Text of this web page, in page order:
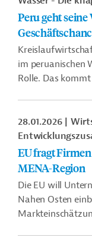
Peru geht
im peruanischen
Rolle. Das
28.01.2026
EU fragt
MENA-Region
Die EU will
Nahen Osten